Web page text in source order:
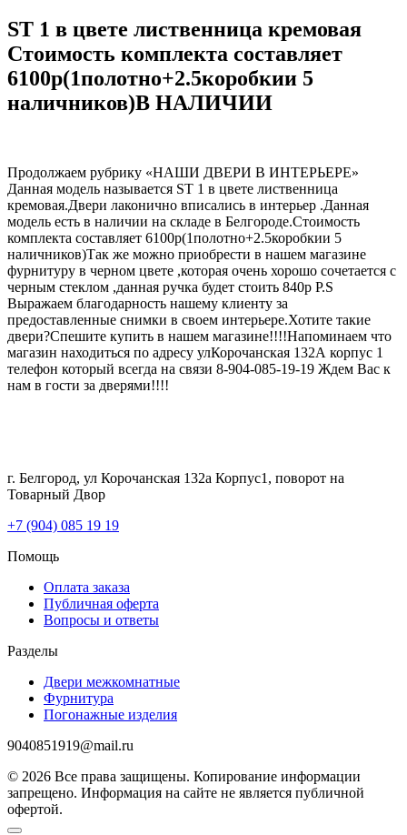
ST 1 в цвете лиственница кремовая
Стоимость комплекта составляет
6100р(1полотно+2.5коробкии 5
наличников)В НАЛИЧИИ
Продолжаем рубрику «НАШИ ДВЕРИ В ИНТЕРЬЕРЕ»
Данная модель называется ST 1 в цвете лиственница
кремовая.Двери лаконично вписались в интерьер .Данная
модель есть в наличии на складе в Белгороде.Стоимость
комплекта составляет 6100р(1полотно+2.5коробкии 5
наличников)Так же можно приобрести в нашем магазине
фурнитуру в черном цвете ,которая очень хорошо сочетается с
черным стеклом ,данная ручка будет стоить 840р P.S
Выражаем благодарность нашему клиенту за
предоставленные снимки в своем интерьере.Хотите такие
двери?Спешите купить в нашем магазине!!!!Напоминаем что
магазин находиться по адресу улКорочанская 132А корпус 1
телефон который всегда на связи 8-904-085-19-19 Ждем Вас к
нам в гости за дверями!!!!
г. Белгород, ул Корочанская 132а Корпус1, поворот на
Товарный Двор
+7 (904) 085 19 19
Помощь
Оплата заказа
Публичная оферта
Вопросы и ответы
Разделы
Двери межкомнатные
Фурнитура
Погонажные изделия
9040851919@mail.ru
© 2026 Все права защищены. Копирование информации
запрещено. Информация на сайте не является публичной
офертой.